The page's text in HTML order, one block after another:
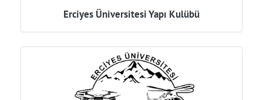
Erciyes Üniversitesi Yapı Kulübü